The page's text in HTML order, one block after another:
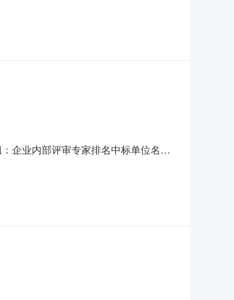
企业内部评审专家排名中标单位名称